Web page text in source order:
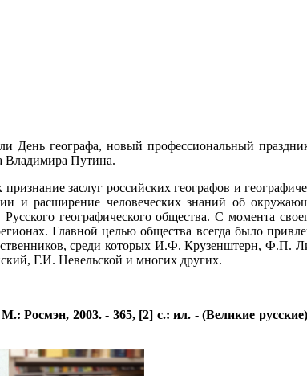
День географа, новый профессиональный
Владимира Путина.
заслуг российских географов и
и расширение человеческих знаний об
географического общества. С момента
Главной целью общества всегда было
среди которых И.Ф. Крузенштерн, Ф.П.
Г.И. Невельской и многих других.
Росмэн, 2003. - 365, [2] с.: ил. - (Великие